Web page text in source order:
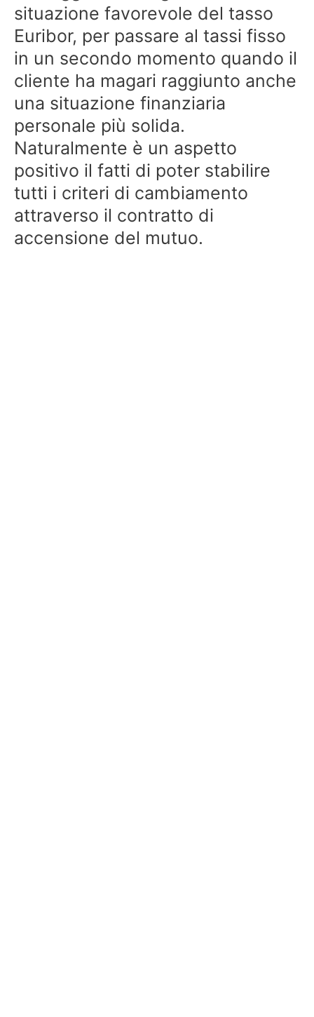
situazione favorevole del tasso
Euribor, per passare al tassi fisso
in un secondo momento quando il
cliente ha magari raggiunto anche
una situazione finanziaria
personale più solida.
Naturalmente è un aspetto
positivo il fatti di poter stabilire
tutti i criteri di cambiamento
attraverso il contratto di
accensione del mutuo.